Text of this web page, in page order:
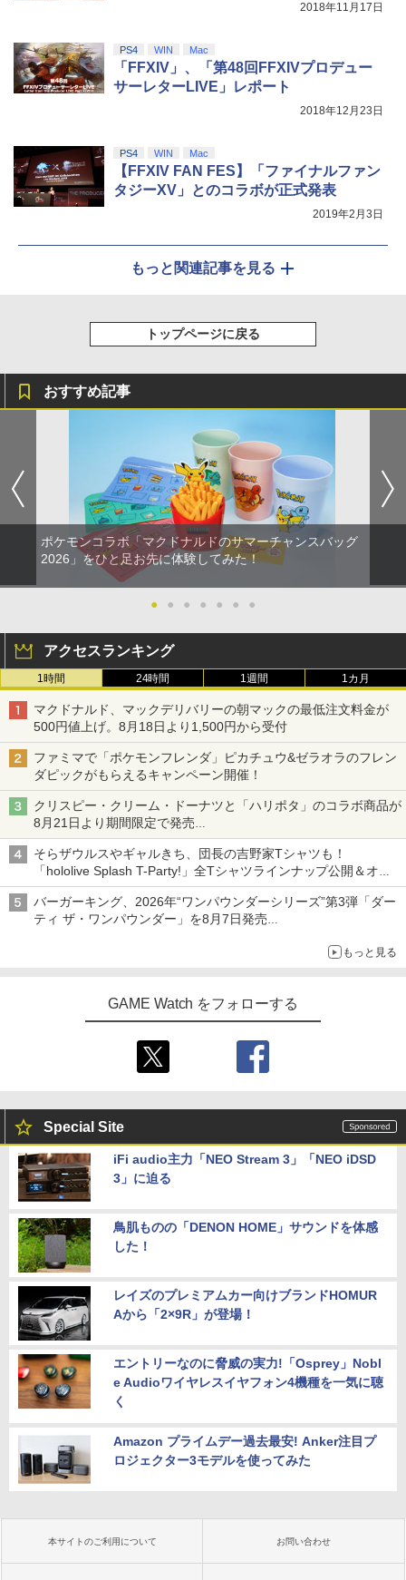
2018年11月17日
PS4 WIN Mac
「FFXIV」、「第48回FFXIVプロデュー
サーレターLIVE」レポート
2018年12月23日
PS4 WIN Mac
【FFXIV FAN FES】「ファイナルファン
タジーXV」とのコラボが正式発表
2019年2月3日
もっと関連記事を見る
トップページに戻る
おすすめ記事
ポケモンコラボ「マクドナルドのサマーチャンスバッグ
2026」をひと足お先に体験してみた！
● ● ● ● ● ● ●
アクセスランキング
1時間 24時間 1週間 1カ月
マクドナルド、マックデリバリーの朝マックの最低注文料金が
500円値上げ。8月18日より1,500円から受付
ファミマで「ポケモンフレンダ」ピカチュウ&ゼラオラのフレン
ダピックがもらえるキャンペーン開催！
クリスピー・クリーム・ドーナツと「ハリポタ」のコラボ商品が
8月21日より期間限定で発売
組分け帽子ドーナツなど見た目も楽しい商品が登場
そらザウルスやギャルきち、団長の吉野家Tシャツも！
「hololive Splash T-Party!」全Tシャツラインナップ公開＆オン
ライン販売開始
バーガーキング、2026年“ワンパウンダーシリーズ”第3弾「ダー
ティ ザ・ワンパウンダー」を8月7日発売
もっと見る
GAME Watch をフォローする
Special Site
iFi audio主力「NEO Stream 3」「NEO iDSD
3」に迫る
鳥肌ものの「DENON HOME」サウンドを体感
した！
レイズのプレミアムカー向けブランドHOMUR
Aから「2×9R」が登場！
エントリーなのに脅威の実力!「Osprey」Nobl
e Audioワイヤレスイヤフォン4機種を一気に聴
く
Amazon プライムデー過去最安! Anker注目プ
ロジェクター3モデルを使ってみた
本サイトのご利用について お問い合わせ